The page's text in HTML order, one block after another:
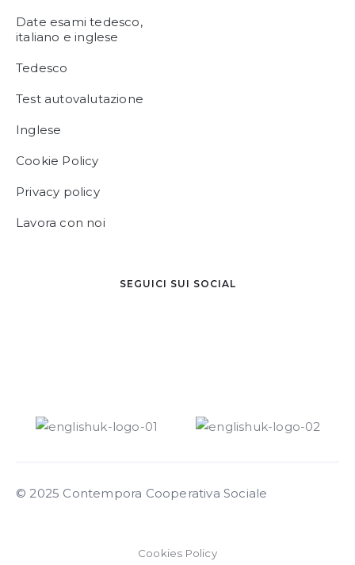
Date esami tedesco,
italiano e inglese
Tedesco
Test autovalutazione
Inglese
Cookie Policy
Privacy policy
Lavora con noi
SEGUICI SUI SOCIAL
© 2025 Contempora Cooperativa Sociale
Cookies Policy